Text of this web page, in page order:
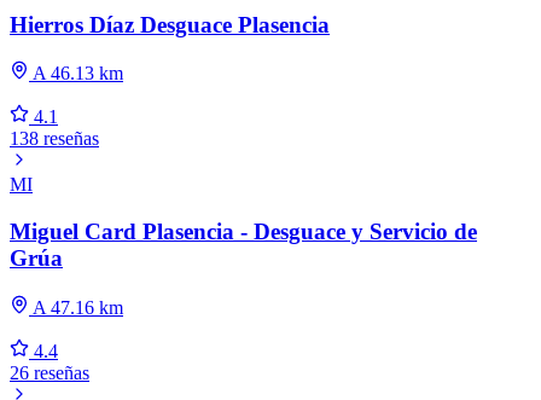
Hierros Díaz Desguace Plasencia
A 46.13 km
4.1
138 reseñas
MI
Miguel Card Plasencia - Desguace y Servicio de
Grúa
A 47.16 km
4.4
26 reseñas